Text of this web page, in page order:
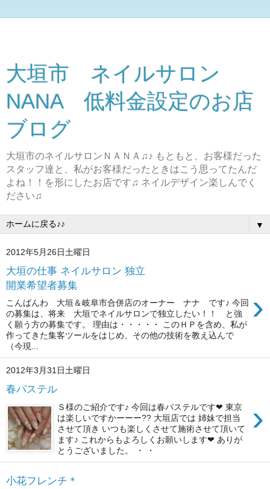
大垣市 ネイルサロン
NANA 低料金設定のお店
ブログ
大垣市のネイルサロンＮＡＮＡ♫♪ もともと、お客様だった
スタッフ達と、私がお客様だったときはこう思ってたんだ
よね！！を形にしたお店です♫ ネイルデザイン楽しんでく
ださい♫
▼
2012年5月26日土曜日
大垣の仕事 ネイルサロン 独立
開業希望者募集
›
こんばんわ 大垣＆岐阜市合併店のオーナー ナナ です♪ 今回
の募集は、将来 大垣でネイルサロンで独立したい！！ と強
く願う方の募集です。 理由は・・・・・ このＨＰを含め、私が
作ってきた集客ツールをはじめ、その他の技術を教え込んで
（今現...
2012年3月31日土曜日
春パステル
›
Ｓ様のご紹介です♪ 今回は春パステルです❤ 東京
は楽しいですかーーー?? 大垣店では 姉妹で担当
させて頂き いつも楽しくさせて施術させて頂いて
ます♪ これからもよろしくお願いします❤ ありが
とうございました。 ・ ・
小花フレンチ＊